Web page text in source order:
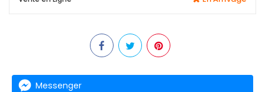
Messenger